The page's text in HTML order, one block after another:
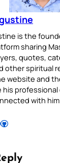
is the
sharing
quotes,
other spiritual
website and
his professional
with
Follow Pradeep on GitHub